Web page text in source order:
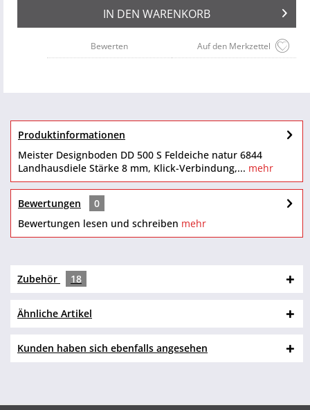
IN DEN WARENKORB
Auf den Merkzettel
Bewerten
Produktinformationen
Meister Designboden DD 500 S Feldeiche natur 6844
Landhausdiele Stärke 8 mm, Klick-Verbindung,... mehr
Bewertungen
0
Bewertungen lesen und schreiben mehr
Zubehör 18
Ähnliche Artikel
Kunden haben sich ebenfalls angesehen